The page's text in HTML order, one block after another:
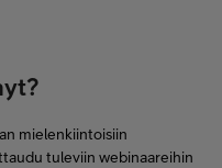
mielenkiintoisiin
tuleviin webinaareihin